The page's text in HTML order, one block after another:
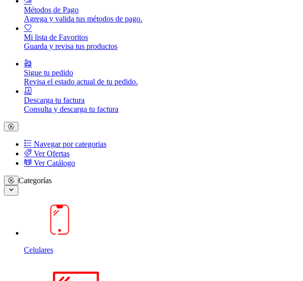
Métodos de Pago
Agrega y valida tus métodos de pago.
Mi lista de Favoritos
Guarda y revisa tus productos
Sigue tu pedido
Revisa el estado actual de tu pedido.
Descarga tu factura
Consulta y descarga tu factura
Navegar por categorias
Ver Ofertas
Ver Catálogo
Categorías
Celulares